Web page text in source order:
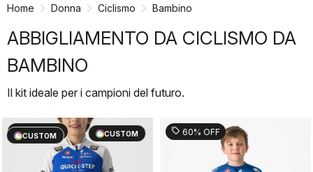
Home Donna Ciclismo Bambino
ABBIGLIAMENTO DA CICLISMO DA
BAMBINO
Il kit ideale per i campioni del futuro.
CUSTOM
sell60% OFF
CUSTOM
sell 60% OFF